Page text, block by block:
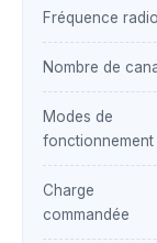
Fréquence radio
Nombre de
Modes de
fonctionnement
Charge
commandée